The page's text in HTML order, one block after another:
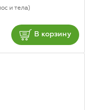
и тела)
В корзину